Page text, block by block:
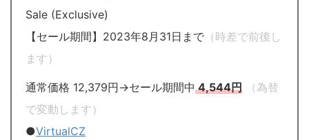
Sale (Exclusive)
【セール期間】2023年8月31日まで （時差で前後し
ます）
通常価格 12,379円→セール期間中4,544円
（為替
で変動します）
●VirtualCZ